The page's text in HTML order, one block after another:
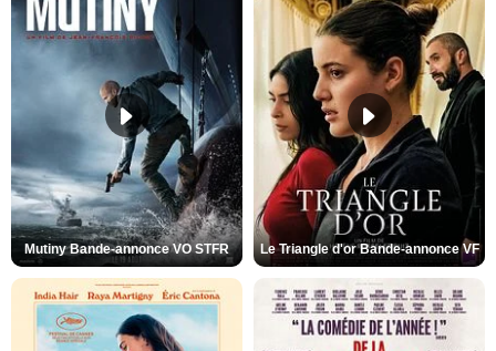
Mutiny Bande-annonce VO STFR Le Triangle d'or Bande-annonce VF